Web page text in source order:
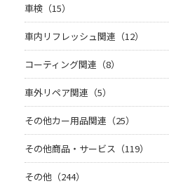
車検（15）
車内リフレッシュ関連（12）
コーティング関連（8）
車外リペア関連（5）
その他カー用品関連（25）
その他商品・サービス（119）
その他（244）